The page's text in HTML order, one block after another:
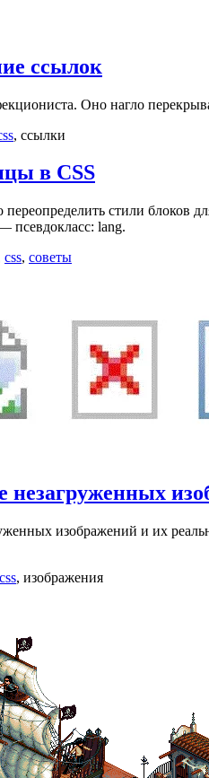
ссылок
Оно нагло
, ссылки
в CSS
стили блоков
псевдокласс: lang.
css, советы
изображений и их
css, изображения